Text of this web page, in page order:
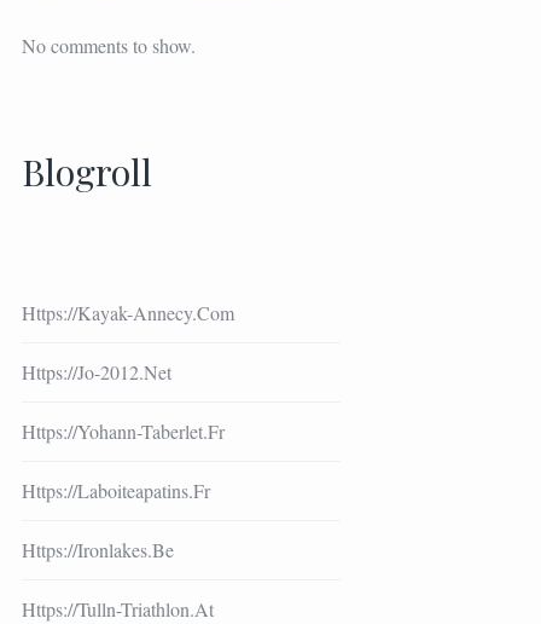
No comments to show.
Blogroll
Https://kayak-Annecy.com
Https://jo-2012.net
Https://yohann-Taberlet.fr
Https://laboiteapatins.fr
Https://ironlakes.be
Https://tulln-Triathlon.at